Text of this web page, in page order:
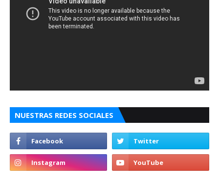
NUESTRAS REDES SOCIALES